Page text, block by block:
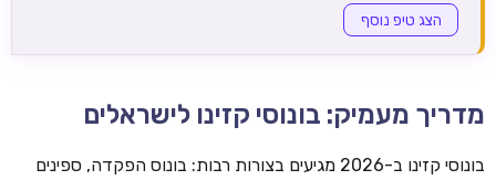
הצג טיפ נוסף
מדריך מעמיק: בונוסי קזינו לישראלים
בונוסי קזינו ב-2026 מגיעים בצורות רבות: בונוס הפקדה, ספינים